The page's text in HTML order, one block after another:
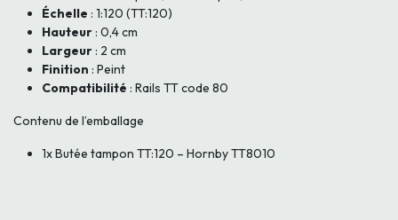
Échelle : 1:120 (TT:120)
Hauteur : 0,4 cm
Largeur : 2 cm
Finition : Peint
Compatibilité : Rails TT code 80
Contenu de l’emballage
1x Butée tampon TT:120 – Hornby TT8010